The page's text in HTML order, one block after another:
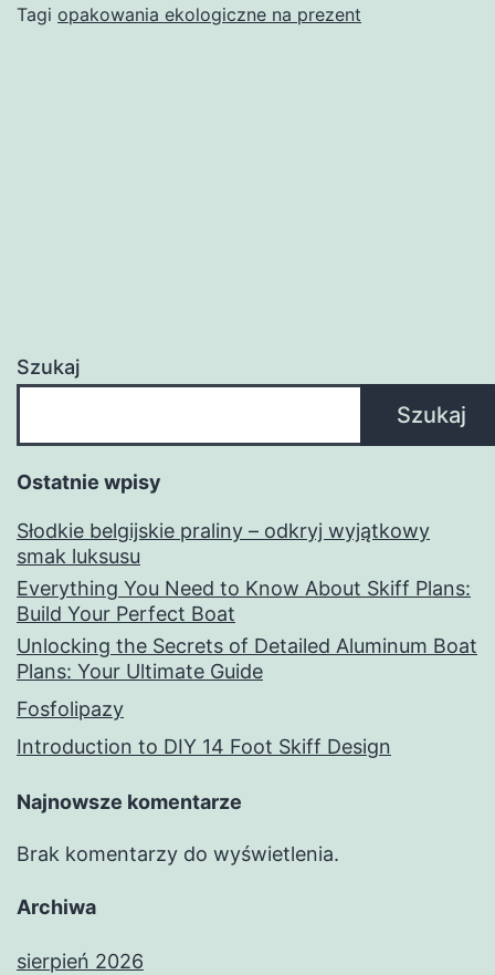
jak
Tagi opakowania ekologiczne na prezent
Szukaj
Szukaj
Ostatnie wpisy
Słodkie belgijskie praliny – odkryj wyjątkowy
smak luksusu
Everything You Need to Know About Skiff Plans:
Build Your Perfect Boat
Unlocking the Secrets of Detailed Aluminum Boat
Plans: Your Ultimate Guide
Fosfolipazy
Introduction to DIY 14 Foot Skiff Design
Najnowsze komentarze
Brak komentarzy do wyświetlenia.
Archiwa
sierpień 2026